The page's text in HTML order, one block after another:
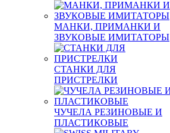
МАНКИ, ПРИМАНКИ И
ЗВУКОВЫЕ ИМИТАТОРЫ
СТАНКИ ДЛЯ
ПРИСТРЕЛКИ
ЧУЧЕЛА РЕЗИНОВЫЕ И
ПЛАСТИКОВЫЕ